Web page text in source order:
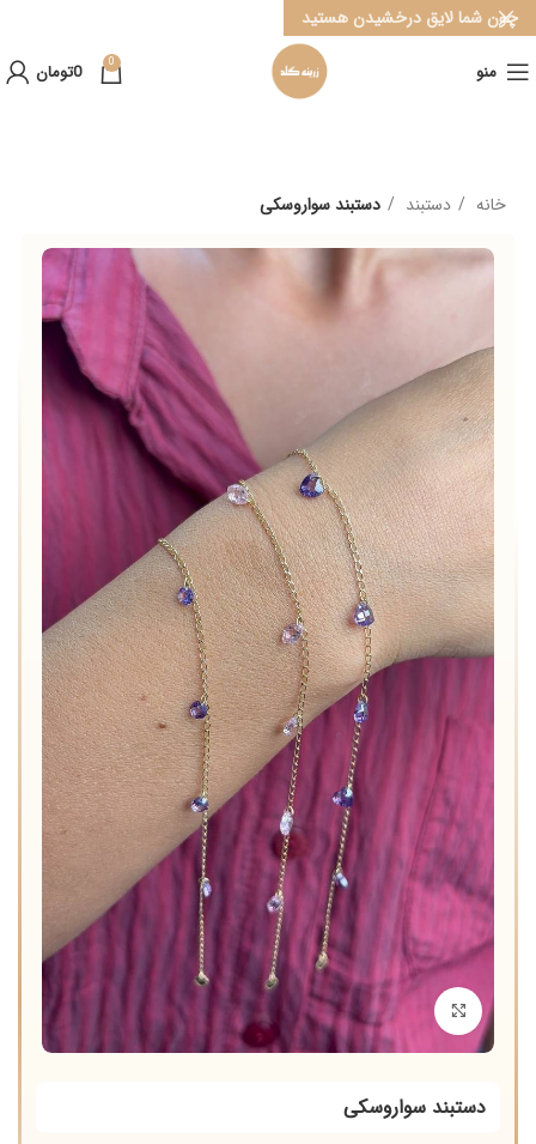
منو 0
0تومان
خانه دستبند دستبند سواروسکی
برای بزرگنمایی کلیک کنید
دستبند سواروسکی
چون شما لایق درخشیدن هستید